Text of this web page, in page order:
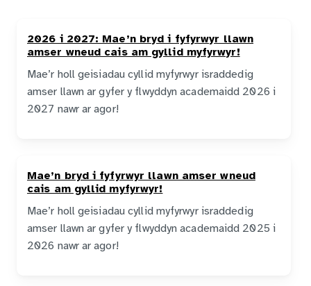
2026 i 2027: Mae’n bryd i fyfyrwyr llawn
amser wneud cais am gyllid myfyrwyr!
Mae’r holl geisiadau cyllid myfyrwyr israddedig
amser llawn ar gyfer y flwyddyn academaidd 2026 i
2027 nawr ar agor!
Mae’n bryd i fyfyrwyr llawn amser wneud
cais am gyllid myfyrwyr!
Mae’r holl geisiadau cyllid myfyrwyr israddedig
amser llawn ar gyfer y flwyddyn academaidd 2025 i
2026 nawr ar agor!